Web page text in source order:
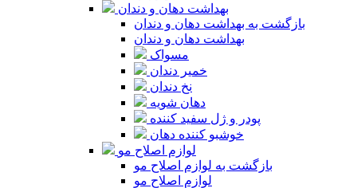
بهداشت دهان و دندان
بازگشت به بهداشت دهان و دندان
بهداشت دهان و دندان
مسواک
خمیر دندان
نخ دندان
دهان شویه
پودر و ژل سفید کننده
خوشبو کننده دهان
لوازم اصلاح مو
بازگشت به لوازم اصلاح مو
لوازم اصلاح مو